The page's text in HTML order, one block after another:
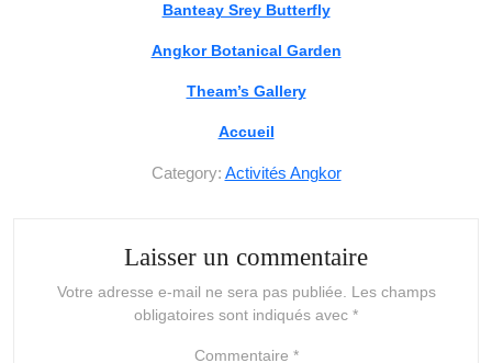
Banteay Srey Butterfly
Angkor Botanical Garden
Theam’s Gallery
Accueil
Category: Activités Angkor
Laisser un commentaire
Votre adresse e-mail ne sera pas publiée. Les champs
obligatoires sont indiqués avec *
Commentaire *